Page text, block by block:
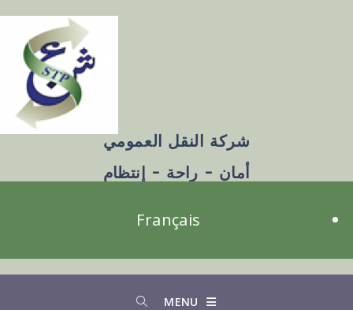
شركة النقل العمومي
أمان - راحة - إنتظام
Français
MENU